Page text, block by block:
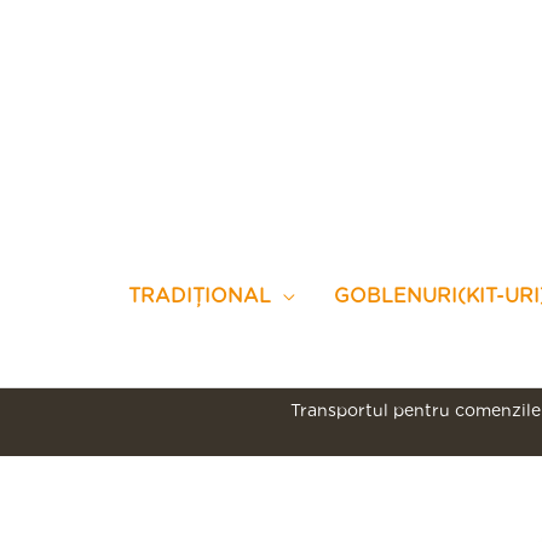
TRADIȚIONAL GOBLENURI(KIT-
Transportul pentru